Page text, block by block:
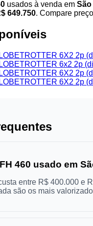
usados à venda em
649.750. Compare
6X2
6x2 2p
6X2
6X2
460 usado em
entre R$ 400.000 e
são os mais